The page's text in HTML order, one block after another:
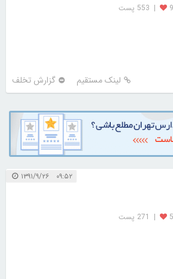
| 553 پست
لینک مستقیم گزارش تخلف
۰۹:۵۲ ۱۳۹۱/۹/۲۶
| 271 پست